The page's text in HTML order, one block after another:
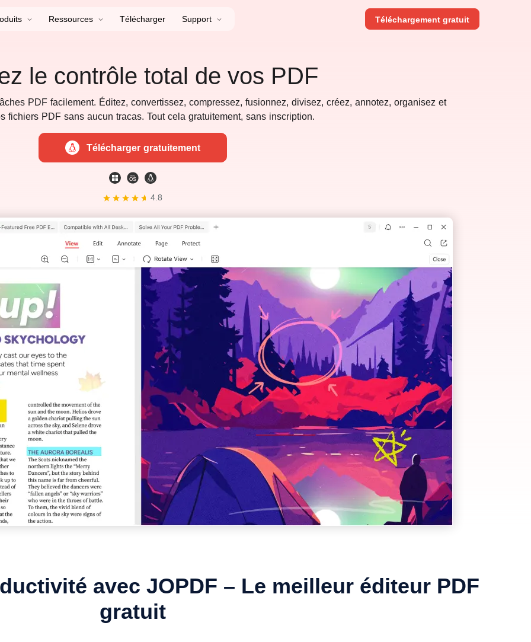
Ressources Télécharger Support Téléchargement gratuit
le contrôle total de vos PDF
PDF facilement. Éditez, convertissez, compressez, fusionnez, divisez, créez, annotez, organisez et
fichiers PDF sans aucun tracas. Tout cela gratuitement, sans inscription.
Télécharger gratuitement
4.8
avec JOPDF – Le meilleur éditeur PDF
gratuit